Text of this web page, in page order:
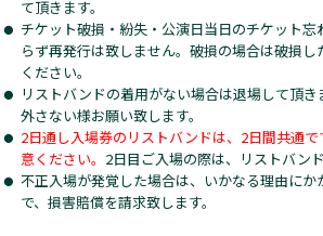
て頂きます。
チケット破損・紛失・公演日当日のチケット
らず再発行は致しません。破損の場合は破損
ください。
リストバンドの着用がない場合は退場して頂
外さない様お願い致します。
2日通し入場券のリストバンドは、2日間共通
意ください。 2日目ご入場の際は、リストバン
不正入場が発覚した場合は、いかなる理由に
で、損害賠償を請求致します。